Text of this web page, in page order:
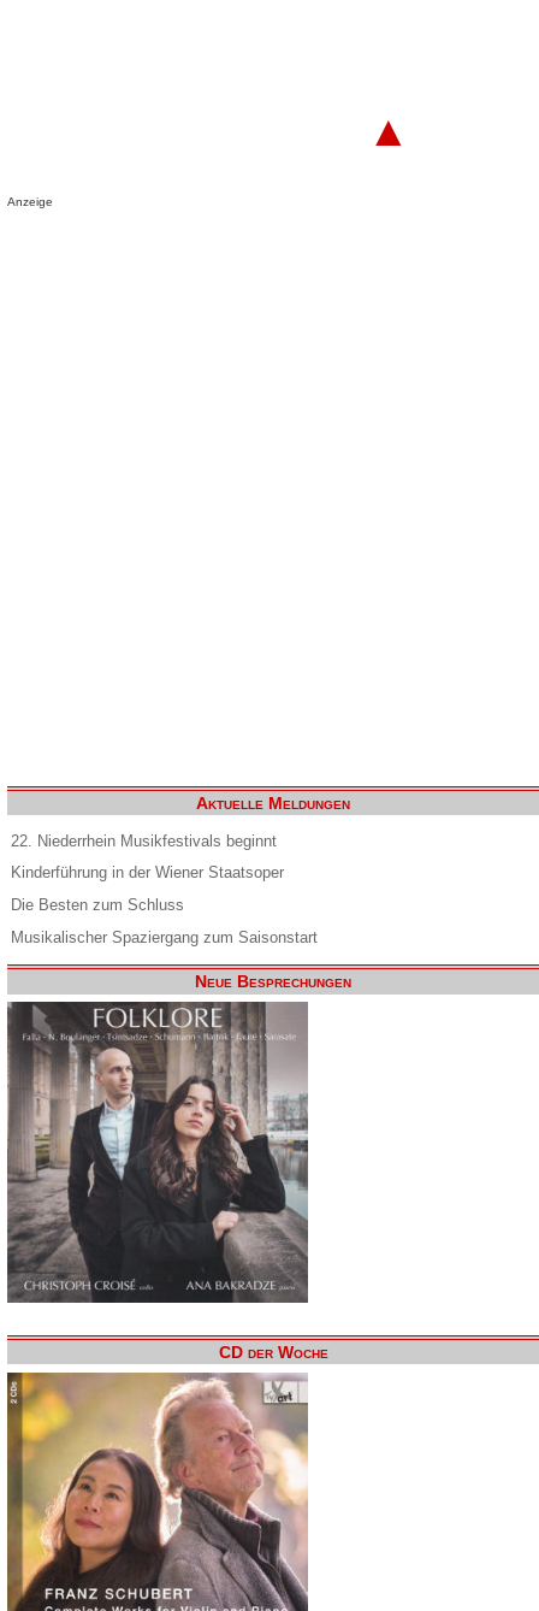
▲
Anzeige
Aktuelle Meldungen
22. Niederrhein Musikfestivals beginnt
Kinderführung in der Wiener Staatsoper
Die Besten zum Schluss
Musikalischer Spaziergang zum Saisonstart
Neue Besprechungen
CD der Woche